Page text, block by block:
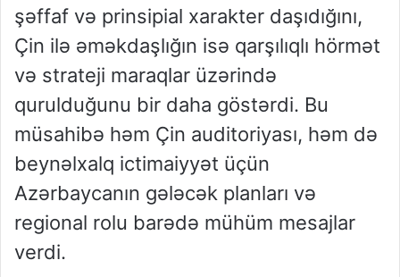
şəffaf və prinsipial xarakter daşıdığını,
Çin ilə əməkdaşlığın isə qarşılıqlı hörmət
və strateji maraqlar üzərində
qurulduğunu bir daha göstərdi. Bu
müsahibə həm Çin auditoriyası, həm də
beynəlxalq ictimaiyyət üçün
Azərbaycanın gələcək planları və
regional rolu barədə mühüm mesajlar
verdi.